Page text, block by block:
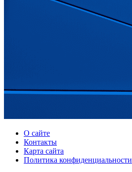
О сайте
Контакты
Карта сайта
Политика конфиденциальности